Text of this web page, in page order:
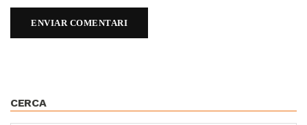
CERCA